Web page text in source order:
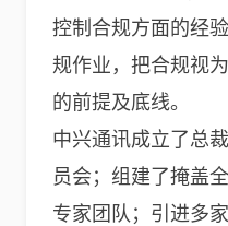
控制合规方面的经
规作业，把合规视
的前提及底线。
中兴通讯成立了总
员会；组建了掩盖
专家团队；引进多